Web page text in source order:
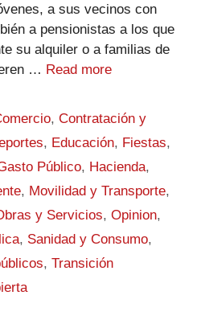
a sus vecinos con
a pensionistas a los que
su alquiler o a familias de
… Read more
,Contratación y
, Educación, Fiestas,
Público, Hacienda,
, Movilidad y Transporte,
y Servicios, Opinion,
, Sanidad y Consumo,
, Transición